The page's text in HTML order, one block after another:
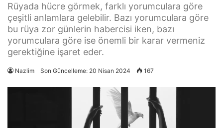
Rüyada hücre görmek, farklı yorumculara göre
çeşitli anlamlara gelebilir. Bazı yorumculara göre
bu rüya zor günlerin habercisi iken, bazı
yorumculara göre ise önemli bir karar vermeniz
gerektiğine işaret eder.
Nazlim Son Güncelleme: 20 Nisan 2024 167